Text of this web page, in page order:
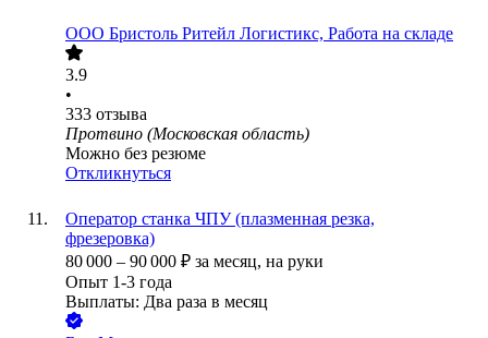
ООО Бристоль Ритейл Логистикс, Работа на складе
3.9
•
333 отзыва
Протвино (Московская область)
Можно без резюме
Откликнуться
Оператор станка ЧПУ (плазменная резка,
фрезеровка)
80 000 – 90 000 ₽ за месяц, на руки
Опыт 1-3 года
Выплаты: Два раза в месяц